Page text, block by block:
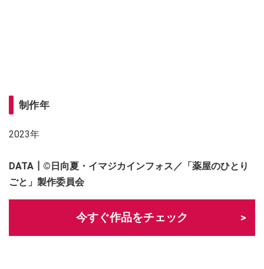
制作年
2023年
DATA┃ ©日向夏・イマジカインフォス／「薬屋のひとり
ごと」製作委員会
今すぐ作品をチェック